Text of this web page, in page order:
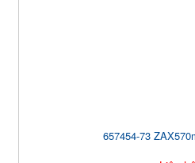
657454-73